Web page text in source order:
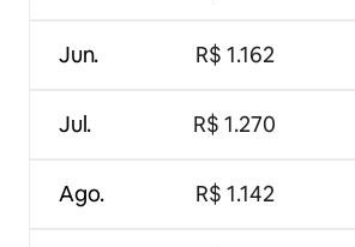
Jun.
Jul.
Ago.
R$ 1.162
R$ 1.270
R$ 1.142